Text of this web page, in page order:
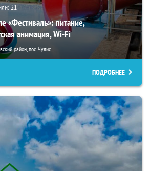
21
«Фестиваль»: питание,
анимация, Wi-Fi
район, пос. Чулис
ПОДРОБНЕЕ